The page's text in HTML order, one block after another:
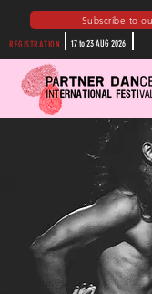
Subscribe to
REGISTRATION 17 to 23 AUG 2026